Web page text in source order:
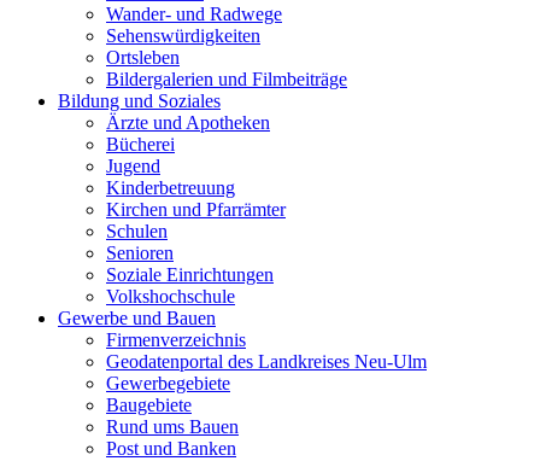
Wander- und Radwege
Sehenswürdigkeiten
Ortsleben
Bildergalerien und Filmbeiträge
Bildung und Soziales
Ärzte und Apotheken
Bücherei
Jugend
Kinderbetreuung
Kirchen und Pfarrämter
Schulen
Senioren
Soziale Einrichtungen
Volkshochschule
Gewerbe und Bauen
Firmenverzeichnis
Geodatenportal des Landkreises Neu-Ulm
Gewerbegebiete
Baugebiete
Rund ums Bauen
Post und Banken